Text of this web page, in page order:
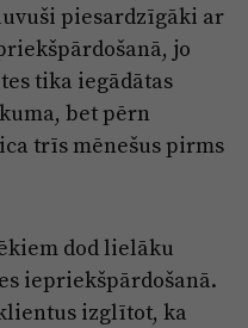
piesardzīgāki ar
jo
tika iegādātas
bet pērn
trīs mēnešus pirms
dod lielāku
iepriekšpārdošanā.
izglītot, ka